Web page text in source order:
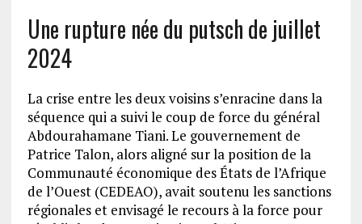
Une rupture née du putsch de juillet
2024
La crise entre les deux voisins s’enracine dans la
séquence qui a suivi le coup de force du général
Abdourahamane Tiani. Le gouvernement de
Patrice Talon, alors aligné sur la position de la
Communauté économique des États de l’Afrique
de l’Ouest (CEDEAO), avait soutenu les sanctions
régionales et envisagé le recours à la force pour